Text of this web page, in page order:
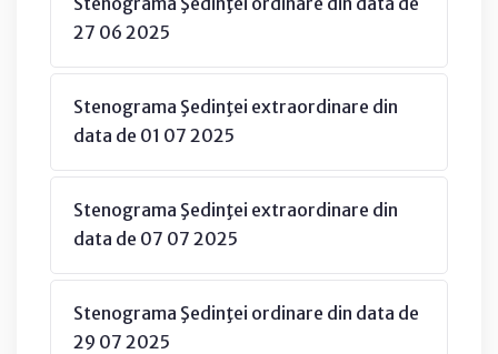
27 06 2025
Stenograma Şedinţei extraordinare din
data de 01 07 2025
Stenograma Şedinţei extraordinare din
data de 07 07 2025
Stenograma Şedinţei ordinare din data de
29 07 2025